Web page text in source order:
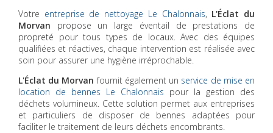
Votre entreprise de nettoyage Le Chalonnais, L'Éclat du
Morvan propose un large éventail de prestations de
propreté pour tous types de locaux. Avec des équipes
qualifiées et réactives, chaque intervention est réalisée avec
soin pour assurer une hygiène irréprochable.
L'Éclat du Morvan fournit également un service de mise en
location de bennes Le Chalonnais pour la gestion des
déchets volumineux. Cette solution permet aux entreprises
et particuliers de disposer de bennes adaptées pour
faciliter le traitement de leurs déchets encombrants.